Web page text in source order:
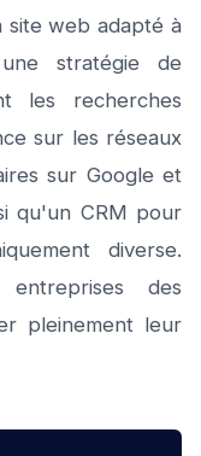
site web adapté à
stratégie de
les recherches
sur les réseaux
sur Google et
qu'un CRM pour
diverse.
des
pleinement leur